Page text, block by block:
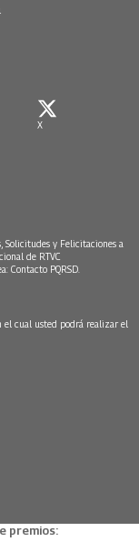
X
Solicitudes y Felicitaciones a
de RTVC
Contacto PQRSD.
el cual usted podrá realizar el
premios: